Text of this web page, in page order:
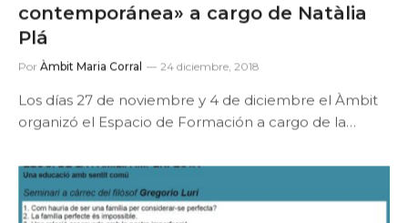
contemporánea» a cargo de Natàlia
Plá
Por Àmbit Maria Corral 24 diciembre, 2018
Los días 27 de noviembre y 4 de diciembre el Àmbit
organizó el Espacio de Formación a cargo de la…